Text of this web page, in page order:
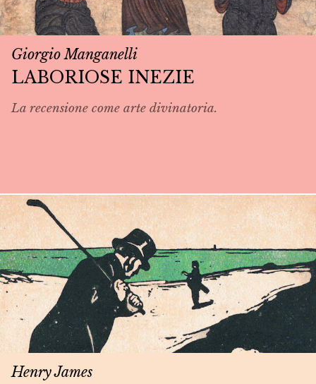
Giorgio Manganelli
LABORIOSE INEZIE
La recensione come arte divinatoria.
Henry James